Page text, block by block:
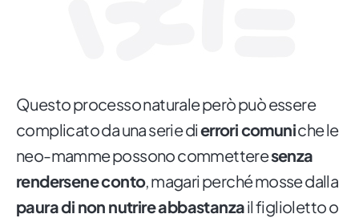
Questo processo naturale però può essere
complicato da una serie dierrori comuniche le
neo-mamme possono commetteresenza
rendersene conto, magari perché mosse dalla
paura di non nutrire abbastanzail figlioletto o